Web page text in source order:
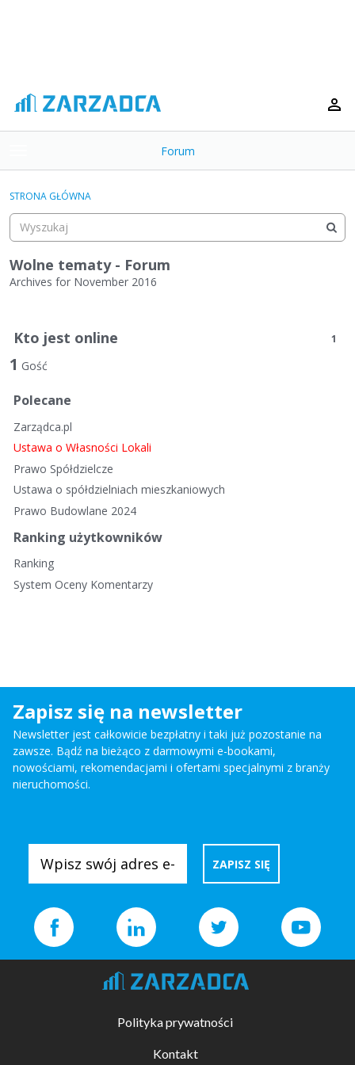
o
g
e
m
e
n
Forum
Kategorie
Dyskusje
Aktywność
STRONA GŁÓWNA
Wolne tematy - Forum
Archives for November 2016
s
t
d
s
k
u
s
n
Kto jest online 1
1 Gość
Polecane
Zarządca.pl
Ustawa o Własności Lokali
Prawo Spółdzielcze
Ustawa o spółdzielniach mieszkaniowych
Prawo Budowlane 2024
Ranking użytkowników
Ranking
System Oceny Komentarzy
Zapisz się na newsletter
Newsletter jest całkowicie bezpłatny i taki już pozostanie na
zawsze. Bądź na bieżąco z darmowymi e-bookami,
nowościami, rekomendacjami i ofertami specjalnymi z branży
nieruchomości.
Polityka prywatności
Kontakt